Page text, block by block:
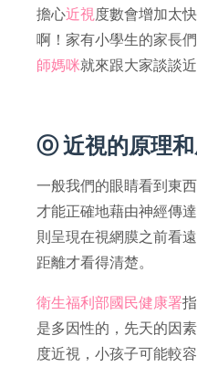
擔心近視度數會增加太
啊！家有小學生的家長
師媽咪就來跟大家談談
ⓞ 近視的原理
一般我們的眼睛看到東
才能正確地藉由神經傳
則呈現在視網膜之前看
距離才看得清楚。
衛生福利部國民健康署
是多因性的，先天的因
度近視，小孩子可能較